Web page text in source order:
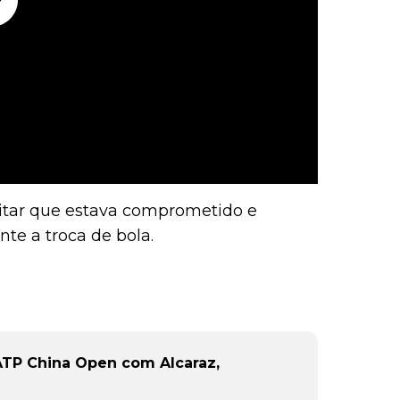
que estava comprometido e
a troca de bola.
China Open com Alcaraz,